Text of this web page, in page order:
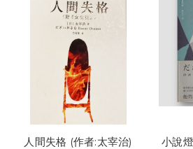
人間失格 (作者:太宰治)
小說